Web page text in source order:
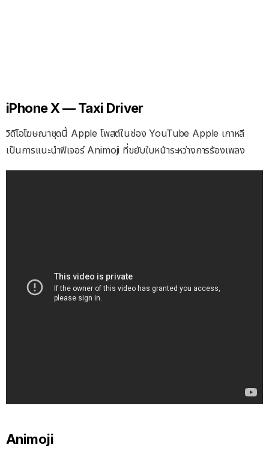
iPhone X — Taxi Driver
วิดีโอโฆษณาชุดนี้ Apple โพสต์ในช่อง YouTube Apple เกาหลี
เป็นการแนะนำฟีเจอร์ Animoji ที่ขยับใบหน้าระหว่างการร้องเพลง
Animoji